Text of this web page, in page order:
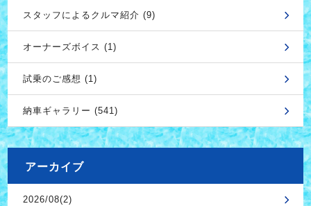
スタッフによるクルマ紹介 (9)
オーナーズボイス (1)
試乗のご感想 (1)
納車ギャラリー (541)
アーカイブ
2026/08(2)